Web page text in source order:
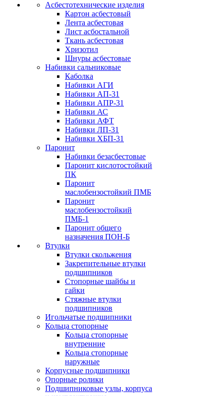
Асбестотехнические изделия
Картон асбестовый
Лента асбестовая
Лист асбостальной
Ткань асбестовая
Хризотил
Шнуры асбестовые
Набивки сальниковые
Каболка
Набивки АГИ
Набивки АП-31
Набивки АПР-31
Набивки АС
Набивки АФТ
Набивки ЛП-31
Набивки ХБП-31
Паронит
Набивки безасбестовые
Паронит кислотостойкий
ПК
Паронит
маслобензостойкий ПМБ
Паронит
маслобензостойкий
ПМБ-1
Паронит общего
назначения ПОН-Б
Втулки
Втулки скольжения
Закрепительные втулки
подшипников
Стопорные шайбы и
гайки
Стяжные втулки
подшипников
Игольчатые подшипники
Кольца стопорные
Кольца стопорные
внутренние
Кольца стопорные
наружные
Корпусные подшипники
Опорные ролики
Подшипниковые узлы, корпуса